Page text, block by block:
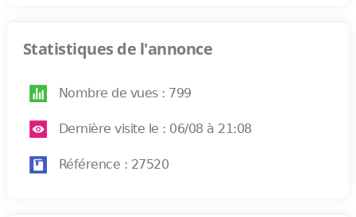
Statistiques de l'annonce
Nombre de vues : 799
Dernière visite le : 06/08 à 21:08
Référence : 27520